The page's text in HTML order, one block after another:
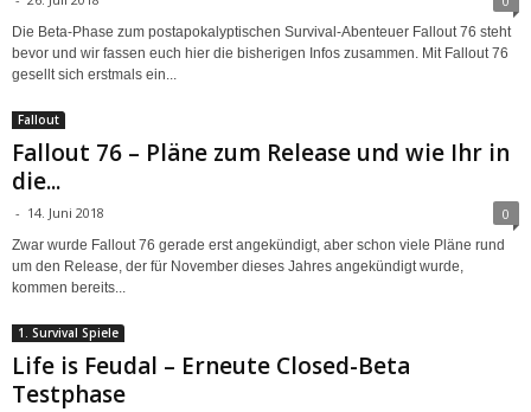
Die Beta-Phase zum postapokalyptischen Survival-Abenteuer Fallout 76 steht
bevor und wir fassen euch hier die bisherigen Infos zusammen. Mit Fallout 76
gesellt sich erstmals ein...
Fallout
Fallout 76 – Pläne zum Release und wie Ihr in
die...
- 14. Juni 2018 0
Zwar wurde Fallout 76 gerade erst angekündigt, aber schon viele Pläne rund
um den Release, der für November dieses Jahres angekündigt wurde,
kommen bereits...
1. Survival Spiele
Life is Feudal – Erneute Closed-Beta
Testphase